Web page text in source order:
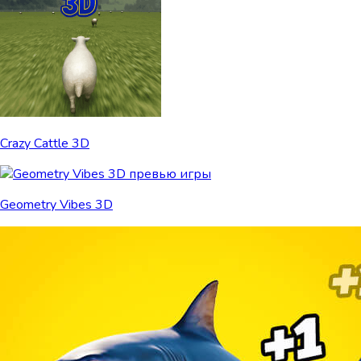
Crazy Cattle 3D
Geometry Vibes 3D